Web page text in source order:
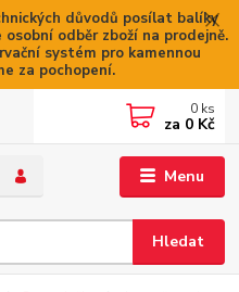
důvodů posílat balíky
odběr zboží na prodejně.
systém pro kamennou
za pochopení.
Menu
Hledat
0 ks
za 0 Kč